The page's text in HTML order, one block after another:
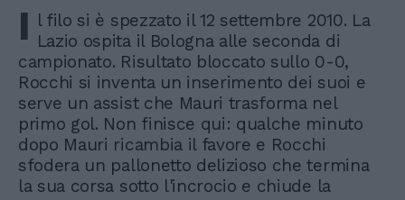
I l filo si è spezzato il 12 settembre 2010. La
Lazio ospita il Bologna alle seconda di
campionato. Risultato bloccato sullo 0-0,
Rocchi si inventa un inserimento dei suoi e
serve un assist che Mauri trasforma nel
primo gol. Non finisce qui: qualche minuto
dopo Mauri ricambia il favore e Rocchi
sfodera un pallonetto delizioso che termina
la sua corsa sotto l'incrocio e chiude la